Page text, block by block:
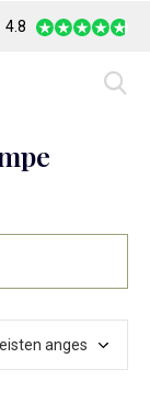
Largest Collection
4.8